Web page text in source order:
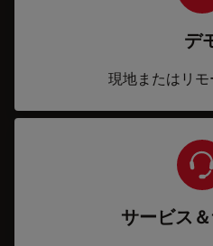
デ
現地またはリ
サービス